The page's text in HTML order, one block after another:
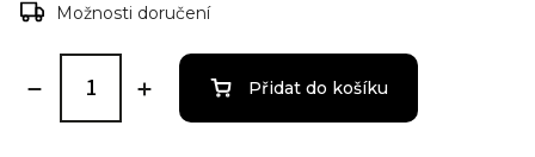
Možnosti doručení
Přidat do košíku